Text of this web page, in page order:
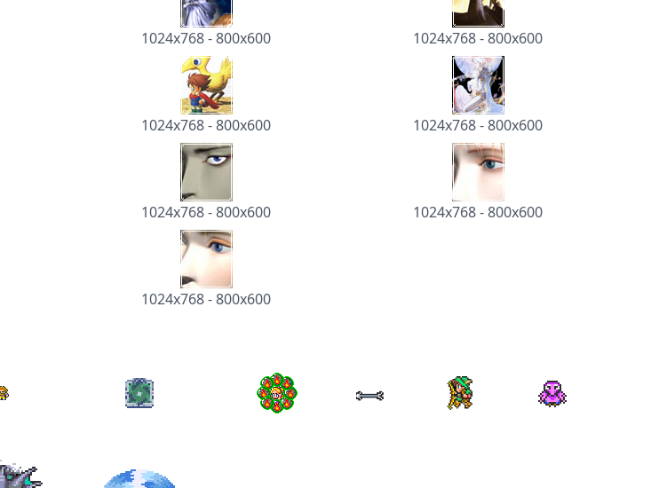
1024x768-800x600 1024x768-800x600
1024x768-800x600 1024x768-800x600
1024x768-800x600 1024x768-800x600
1024x768-800x600